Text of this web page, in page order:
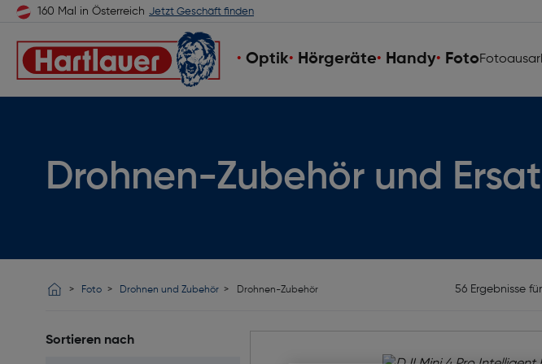
160 Mal in Österreich Jetzt Geschäft finden
Optik Hörgeräte Handy Foto
Drohnen-Zubehör und
Foto Drohnen und Zubehör Drohnen-Zubehör 56 Ergebnisse für
Sortieren nach